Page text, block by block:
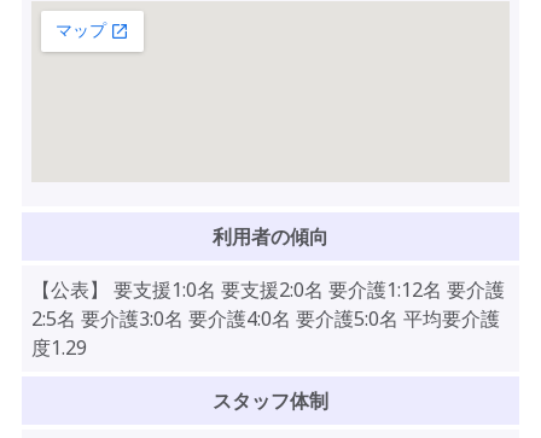
利用者の傾向
【公表】 要支援1:0名 要支援2:0名 要介護1:12名 要介護
2:5名 要介護3:0名 要介護4:0名 要介護5:0名 平均要介護
度1.29
スタッフ体制